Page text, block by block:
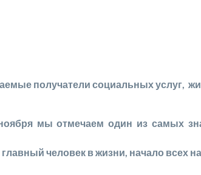
получатели социальных услуг,
мы отмечаем один из самых
человек в жизни, начало всех